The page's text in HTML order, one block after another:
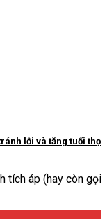
lỗi và tăng tuổi thọ
tích áp (hay còn gọi